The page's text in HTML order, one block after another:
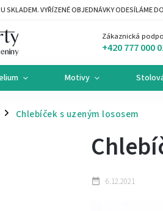
SKLADEM. VYŘÍZENÉ OBJEDNÁVKY ODESÍLÁME
Zákaznická
+420 777 000
Motivy
/ Chlebíček s uzeným lososem
6.12.2021